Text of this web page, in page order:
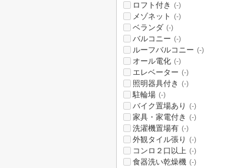
ロフト付き (-)
メゾネット (-)
ベランダ (-)
バルコニー (-)
ルーフバルコニー (-)
オール電化 (-)
エレベーター (-)
照明器具付き (-)
駐輪場 (-)
バイク置場あり (-)
家具・家電付き (-)
洗濯機置場有 (-)
外観タイル張り (-)
コンロ２口以上 (-)
食器洗い乾燥機 (-)